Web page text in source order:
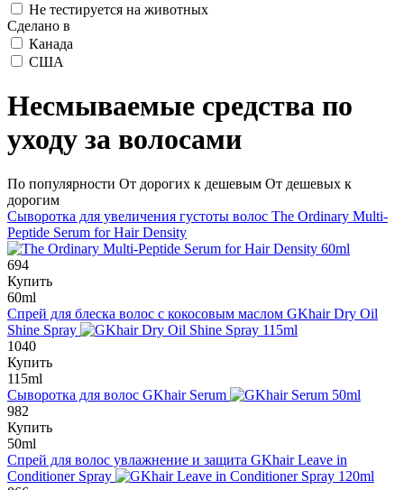
Не тестируется на животных
Сделано в
Канада
США
Несмываемые средства по
уходу за волосами
По популярности От дорогих к дешевым От дешевых к
дорогим
Сыворотка для увеличения густоты волос The Ordinary Multi-
Peptide Serum for Hair Density
694
Купить
60ml
Спрей для блеска волос с кокосовым маслом GKhair Dry Oil
Shine Spray
1040
Купить
115ml
Сыворотка для волос GKhair Serum
982
Купить
50ml
Спрей для волос увлажнение и защита GKhair Leave in
Conditioner Spray